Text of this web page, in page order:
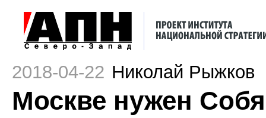
2018-04-22 Николай Рыжков
Москве нужен